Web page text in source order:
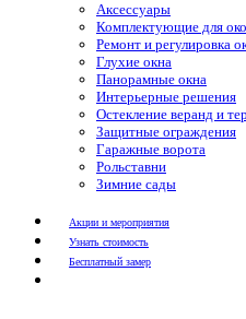
Аксессуары
Комплектующие для
Ремонт и регулировка
Глухие окна
Панорамные окна
Интерьерные решения
Остекление веранд и
Защитные ограждения
Гаражные ворота
Рольставни
Зимние сады
Акции и мероприятия
Узнать стоимость
Бесплатный замер